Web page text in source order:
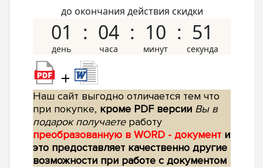
до окончания действия скидки
01 04 10 50
+
Наш сайт выгодно отличается тем что
при покупке, кроме PDF версии Вы в
подарок получаетеработу
преобразованную в WORD - документ и
это предоставляет качественно другие
возможности при работе с документом